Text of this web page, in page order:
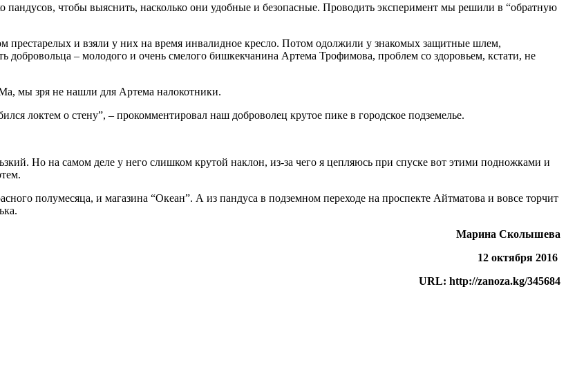
пандусов, чтобы выяснить, насколько они удобные и безопасные. Проводить эксперимент мы решили в “обратную
и взяли у них на время инвалидное кресло. Потом одолжили у знакомых защитные шлем,
добровольца – молодого и очень смелого бишкекчанина Артема Трофимова, проблем со здоровьем, кстати, не
мы зря не нашли для Артема налокотники.
локтем о стену”, – прокомментировал наш доброволец крутое пике в городское подземелье.
Но на самом деле у него слишком крутой наклон, из-за чего я цепляюсь при спуске вот этими подножками и
полумесяца, и магазина “Океан”. А из пандуса в подземном переходе на проспекте Айтматова и вовсе торчит
Марина Сколышева
12 октября 2016
URL: http://zanoza.kg/345684